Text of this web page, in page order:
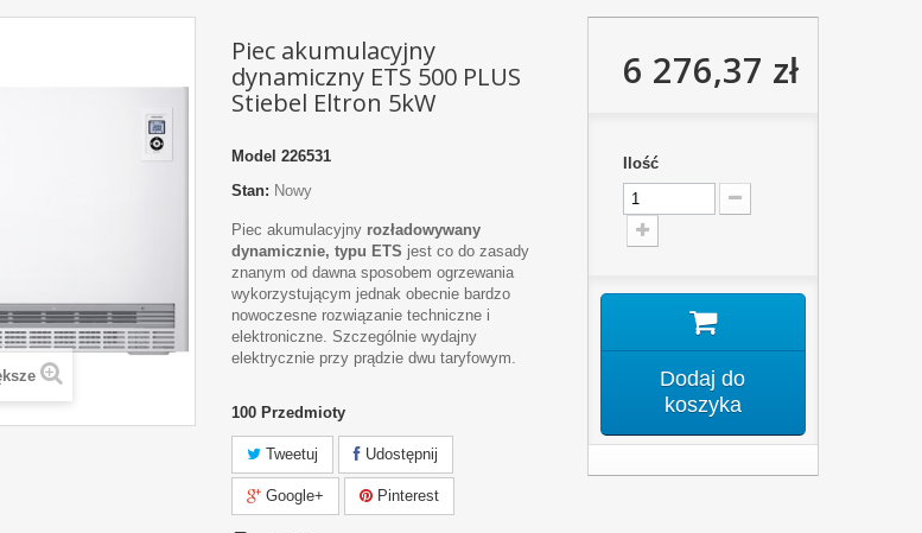
Piec akumulacyjny
dynamiczny ETS 500 PLUS
Stiebel Eltron 5kW
Model 226531
Stan: Nowy
Piec akumulacyjny rozładowywany
dynamicznie, typu ETS jest co do zasady
znanym od dawna sposobem ogrzewania
wykorzystującym jednak obecnie bardzo
nowoczesne rozwiązanie techniczne i
elektroniczne. Szczególnie wydajny
elektrycznie przy prądzie dwu taryfowym.
100 Przedmioty
Tweetuj Udostępnij
Google+ Pinterest
6 276,37 zł
Ilość
Dodaj do
koszyka